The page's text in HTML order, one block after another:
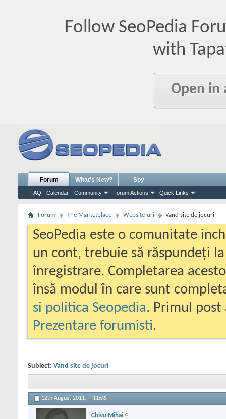
Follow SeoPedia
with
Open in
Forum
FAQ Calendar Community Forum Actions Quick Links
What's New? Spy
Forum The Marketplace Website-uri Vand site de jocuri
SeoPedia este o comunitate
un cont, trebuie să răspundeți
înregistrare. Completarea
însă modul în care sunt
si politica Seopedia. Primul
Prezentare forumisti.
Subiect: Vand site de jocuri
12th August 2011, 11:06
Chivu Mihai